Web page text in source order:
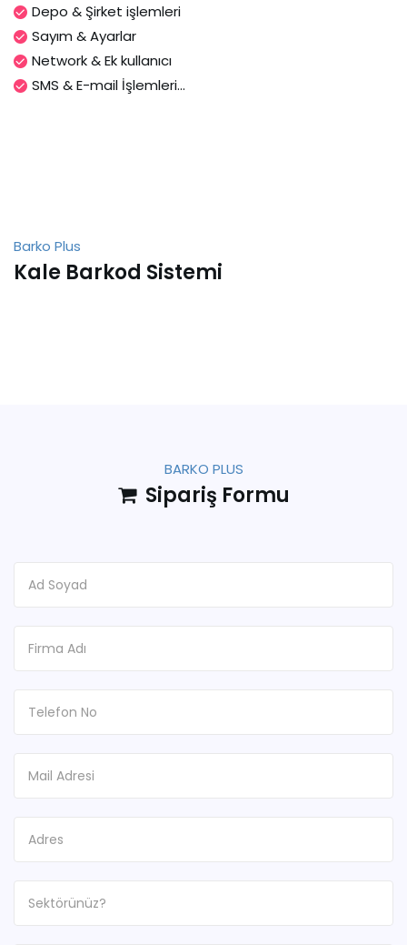
Depo & Şirket işlemleri
Sayım & Ayarlar
Network & Ek kullanıcı
SMS & E-mail İşlemleri...
Barko Plus
Kale Barkod Sistemi
BARKO PLUS
Sipariş Formu